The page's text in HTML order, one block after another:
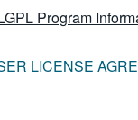
Program
LICENSE